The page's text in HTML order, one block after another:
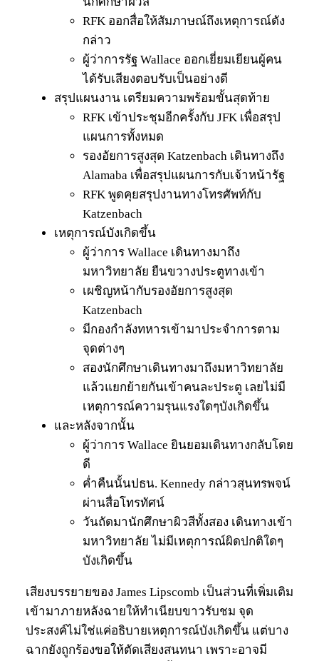
RFK ออกสื่อให้สัมภาษณ์ถึงเหตุการณ์ดัง
กล่าว
ผู้ว่าการรัฐ Wallace ออกเยี่ยมเยียนผู้คน
ได้รับเสียงตอบรับเป็นอย่างดี
สรุปแผนงาน เตรียมความพร้อมขั้นสุดท้าย
RFK เข้าประชุมอีกครั้งกับ JFK เพื่อสรุป
แผนการทั้งหมด
รองอัยการสูงสุด Katzenbach เดินทางถึง
Alamaba เพื่อสรุปแผนการกับเจ้าหน้ารัฐ
RFK พูดคุยสรุปงานทางโทรศัพท์กับ
Katzenbach
เหตุการณ์บังเกิดขึ้น
ผู้ว่าการ Wallace เดินทางมาถึง
มหาวิทยาลัย ยืนขวางประตูทางเข้า
เผชิญหน้ากับรองอัยการสูงสุด
Katzenbach
มีกองกำลังทหารเข้ามาประจำการตาม
จุดต่างๆ
สองนักศึกษาเดินทางมาถึงมหาวิทยาลัย
แล้วแยกย้ายกันเข้าคนละประตู เลยไม่มี
เหตุการณ์ความรุนแรงใดๆบังเกิดขึ้น
และหลังจากนั้น
ผู้ว่าการ Wallace ยินยอมเดินทางกลับโดย
ดี
ค่ำคืนนั้นปธน. Kennedy กล่าวสุนทรพจน์
ผ่านสื่อโทรทัศน์
วันถัดมานักศึกษาผิวสีทั้งสอง เดินทางเข้า
มหาวิทยาลัย ไม่มีเหตุการณ์ผิดปกติใดๆ
บังเกิดขึ้น
เสียงบรรยายของ James Lipscomb เป็นส่วนที่เพิ่มเติม
เข้ามาภายหลังฉายให้ทำเนียบขาวรับชม จุด
ประสงค์ไม่ใช่แค่อธิบายเหตุการณ์บังเกิดขึ้น แต่บาง
ฉากยังถูกร้องขอให้ตัดเสียงสนทนา เพราะอาจมี